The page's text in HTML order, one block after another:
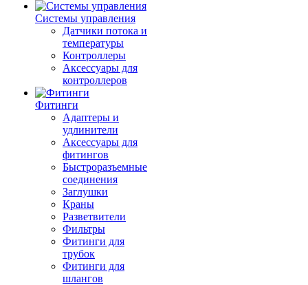
Системы управления
Датчики потока и
температуры
Контроллеры
Аксессуары для
контроллеров
Фитинги
Адаптеры и
удлинители
Аксессуары для
фитингов
Быстроразъемные
соединения
Заглушки
Краны
Разветвители
Фильтры
Фитинги для
трубок
Фитинги для
шлангов